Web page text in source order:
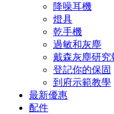
降噪耳機
燈具
乾手機
過敏和灰塵
戴森灰塵研究
登記你的保固
到府示範教學
最新優惠
配件